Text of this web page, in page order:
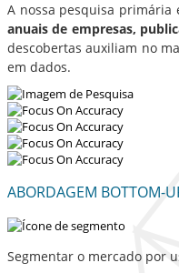
A nossa pesquisa primária
anuais de empresas,
descobertas auxiliam no
em dados.
ABORDAGEM BOTTOM-
Segmentar o mercado por